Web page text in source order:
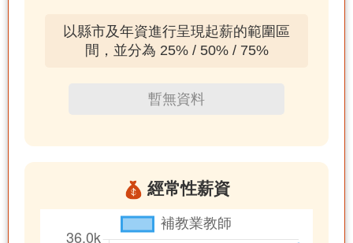
以縣市及年資進行呈現起薪的範圍區
間，並分為 25% / 50% / 75%
暫無資料
經常性薪資